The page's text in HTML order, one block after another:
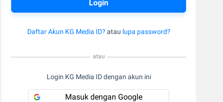
Daftar Akun KG Media ID? atau lupa password?
atau
Login KG Media ID dengan akun ini
Masuk dengan Google